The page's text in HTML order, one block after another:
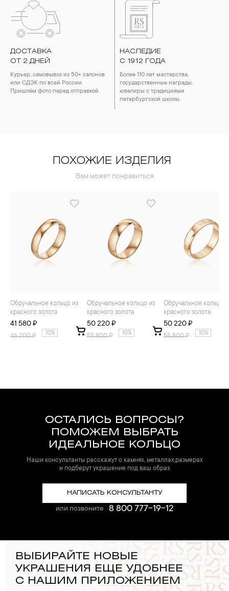
ДОСТАВКА
ОТ 2 ДНЕЙ
Курьер, самовывоз из 50+ салонов
или СДЭК по всей России.
Пришлём фото перед отправкой.
НАСЛЕДИЕ
С 1912 ГОДА
Более 110 лет мастерства,
государственные награды,
ювелиры с традициями
петербургской школы.
ПОХОЖИЕ ИЗДЕЛИЯ
Вам может понравиться
Обручальное кольцо из
красного золота
41 580 ₽
46 200₽ 10%
Обручальное кольцо из
красного золота
50 220 ₽
55 800₽ 10%
Обручальное кольцо из
красного золота
50 220 ₽
55 800₽ 10%
ОСТАЛИСЬ ВОПРОСЫ?
ПОМОЖЕМ ВЫБРАТЬ
ИДЕАЛЬНОЕ КОЛЬЦО
Наши консультанты расскажут о камнях, металлах,размерах
и подберут украшение под ваш образ
НАПИСАТЬ КОНСУЛЬТАНТУ
или позвоните 8 800 777-19-12
ВЫБИРАЙТЕ НОВЫЕ
УКРАШЕНИЯ ЕЩЕ УДОБНЕЕ
С НАШИМ ПРИЛОЖЕНИЕМ